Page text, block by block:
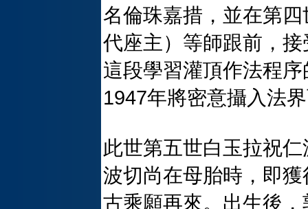
名倫珠嘉措，並在第
代座主）等師跟前，
這段學習灌頂作法程
1947年將密意攝入法
此世第五世白玉拉祝
波切尚在母胎時，即
古乘願再來。出生後